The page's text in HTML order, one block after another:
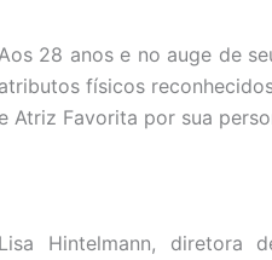
28 anos e no auge de
atributos físicos
e Atriz Favorita por sua
Lisa Hintelmann, diretora